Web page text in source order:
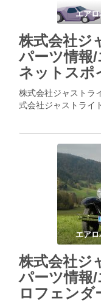
エアロ
株式会社ジ
パーツ情報
ネットスポ
株式会社ジャストラ
式会社ジャストライ
エアロ
株式会社ジ
パーツ情報
ロフェンダ